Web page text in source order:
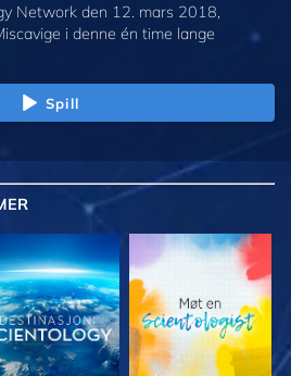
Network den 12. mars 2018,
i denne én time lange
Spill